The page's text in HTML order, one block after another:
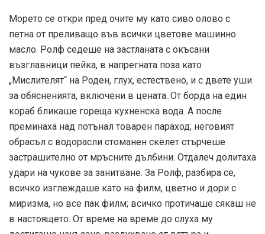
Морето се откри пред очите му като сиво олово с
петна от преливащо във всички цветове машинно
масло. Ролф седеше на застланата с окъсани
възглавници пейка, в напрегната поза като
„Мислителят“ на Роден, глух, естествено, и с двете уши
за обясненията, включени в цената. От борда на един
кораб бликаше гореща кухненска вода. А после
преминаха над потънал товарен параход; неговият
обрасъл с водорасли стоманен скелет стърчеше
застрашително от мръсните дълбини. Отдалеч долитаха
удари на чукове за занитване. За Ролф, разбира се,
всичко изглеждаше като на филм, цветно и дори с
миризма, но все пак филм; всичко протичаше сякаш не
в настоящето. От време на време до слуха му